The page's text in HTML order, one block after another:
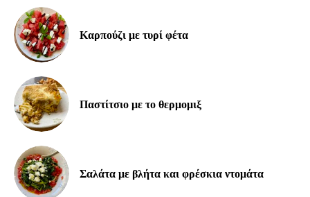
Καρπούζι με τυρί φέτα
Παστίτσιο με το θερμομιξ
Σαλάτα με βλήτα και φρέσκια ντομάτα